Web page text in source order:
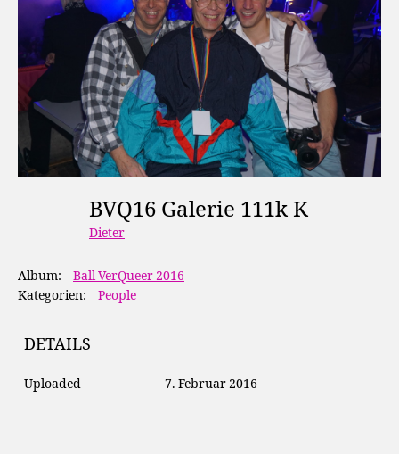
BVQ16 Galerie 111k K
Dieter
Album:
Ball VerQueer 2016
Kategorien:
People
DETAILS
Uploaded 7. Februar 2016